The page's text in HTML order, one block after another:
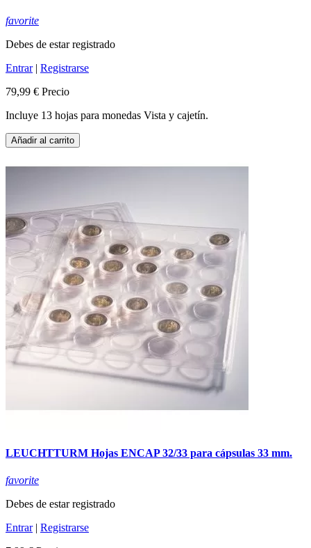
favorite
Debes de estar registrado
Entrar| Registrarse
79,99 € Precio
Incluye 13 hojas para monedas Vista y cajetín.
Añadir al carrito
LEUCHTTURM Hojas ENCAP 32/33 para cápsulas 33 mm.
favorite
Debes de estar registrado
Entrar| Registrarse